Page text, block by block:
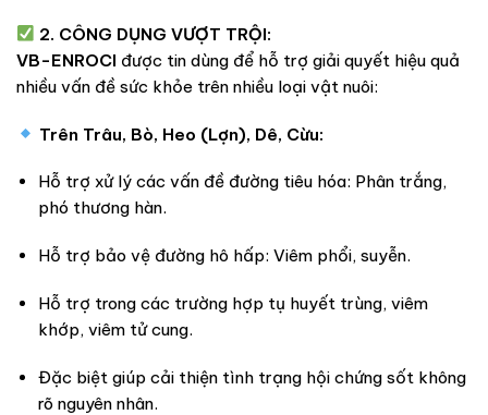
2. CÔNG DỤNG VƯỢT TRỘI:
VB-ENROCI được tin dùng để hỗ trợ giải quyết hiệu quả
nhiều vấn đề sức khỏe trên nhiều loại vật nuôi:
Trên Trâu, Bò, Heo (Lợn), Dê, Cừu:
Hỗ trợ xử lý các vấn đề đường tiêu hóa: Phân trắng,
phó thương hàn.
Hỗ trợ bảo vệ đường hô hấp: Viêm phổi, suyễn.
Hỗ trợ trong các trường hợp tụ huyết trùng, viêm
khớp, viêm tử cung.
Đặc biệt giúp cải thiện tình trạng hội chứng sốt không
rõ nguyên nhân.